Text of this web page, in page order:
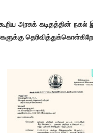
அரசுக் கடிதத்தின் நகல்